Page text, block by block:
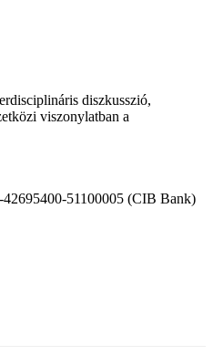
diszkusszió,
viszonylatban a
51100005 (CIB Bank)